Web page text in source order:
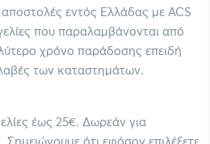
εντός Ελλάδας με ACS
που παραλαμβάνονται από
χρόνο παράδοσης επειδή
των καταστημάτων.
έως 25€. Δωρεάν για